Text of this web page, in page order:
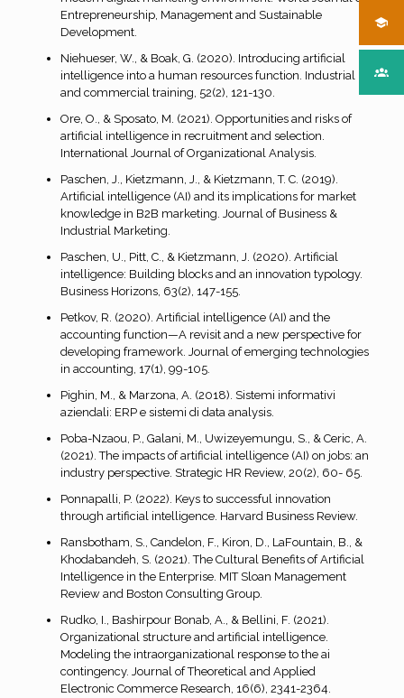
Entrepreneurship, Management and Sustainable
Development.
Niehueser, W., & Boak, G. (2020). Introducing artificial
intelligence into a human resources function. Industrial
and commercial training, 52(2), 121-130.
Ore, O., & Sposato, M. (2021). Opportunities and risks of
artificial intelligence in recruitment and selection.
International Journal of Organizational Analysis.
Paschen, J., Kietzmann, J., & Kietzmann, T. C. (2019).
Artificial intelligence (AI) and its implications for market
knowledge in B2B marketing. Journal of Business &
Industrial Marketing.
Paschen, U., Pitt, C., & Kietzmann, J. (2020). Artificial
intelligence: Building blocks and an innovation typology.
Business Horizons, 63(2), 147-155.
Petkov, R. (2020). Artificial intelligence (AI) and the
accounting function—A revisit and a new perspective for
developing framework. Journal of emerging technologies
in accounting, 17(1), 99-105.
Pighin, M., & Marzona, A. (2018). Sistemi informativi
aziendali: ERP e sistemi di data analysis.
Poba-Nzaou, P., Galani, M., Uwizeyemungu, S., & Ceric, A.
(2021). The impacts of artificial intelligence (AI) on jobs: an
industry perspective. Strategic HR Review, 20(2), 60- 65.
Ponnapalli, P. (2022). Keys to successful innovation
through artificial intelligence. Harvard Business Review.
Ransbotham, S., Candelon, F., Kiron, D., LaFountain, B., &
Khodabandeh, S. (2021). The Cultural Benefits of Artificial
Intelligence in the Enterprise. MIT Sloan Management
Review and Boston Consulting Group.
Rudko, I., Bashirpour Bonab, A., & Bellini, F. (2021).
Organizational structure and artificial intelligence.
Modeling the intraorganizational response to the ai
contingency. Journal of Theoretical and Applied
Electronic Commerce Research, 16(6), 2341-2364.